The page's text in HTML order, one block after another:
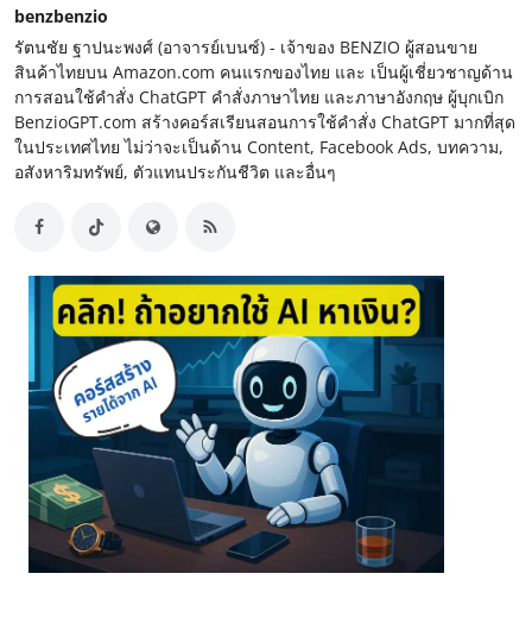
benzbenzio
รัตนชัย ฐาปนะพงศ์ (อาจารย์เบนซ์) - เจ้าของ BENZIO ผู้สอนขาย
สินค้าไทยบน Amazon.com คนแรกของไทย และ เป็นผู้เชี่ยวชาญด้าน
การสอนใช้คำสั่ง ChatGPT คำสั่งภาษาไทย และภาษาอังกฤษ ผู้บุกเบิก
BenzioGPT.com สร้างคอร์สเรียนสอนการใช้คำสั่ง ChatGPT มากที่สุด
ในประเทศไทย ไม่ว่าจะเป็นด้าน Content, Facebook Ads, บทความ,
อสังหาริมทรัพย์, ตัวแทนประกันชีวิต และอื่นๆ